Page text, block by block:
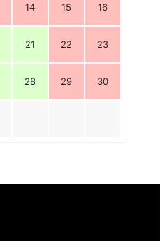
14 15 16
21 22 23
28 29 30